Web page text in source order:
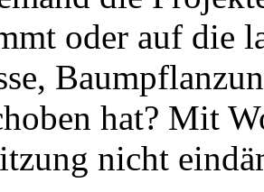
oder auf die
hat? Mit
nicht